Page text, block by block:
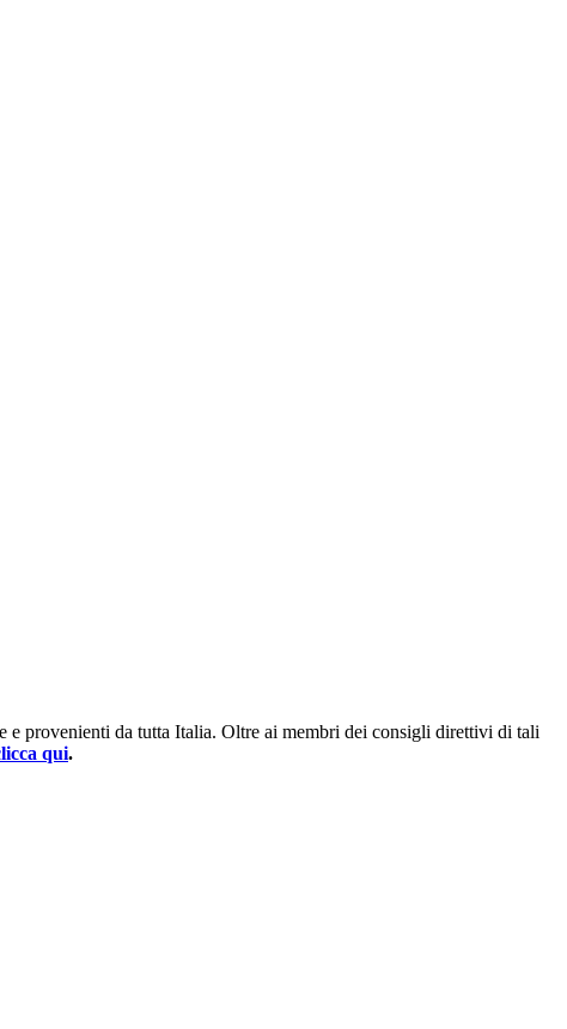
e provenienti da tutta Italia. Oltre ai membri dei consigli direttivi di tali
qui.